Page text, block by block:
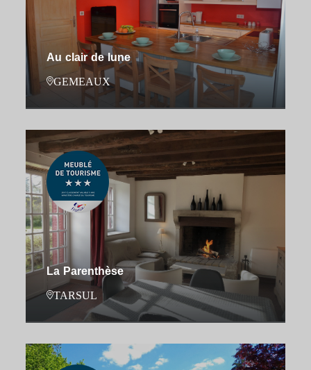
Au clair de lune
GEMEAUX
La Parenthèse
TARSUL